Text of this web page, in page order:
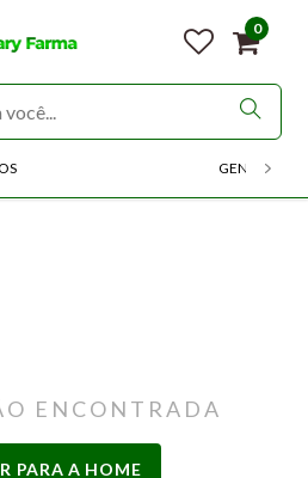
0
GENERICOS
ENCONTRADA
PARA A HOME